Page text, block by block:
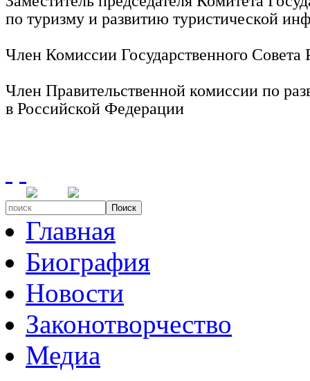
по туризму и развитию туристической
Член Комиссии Государственного
Член Правительственной комиссии по
в Российской Федерации
Поиск
Главная
Биография
Новости
Законотворчество
Медиа